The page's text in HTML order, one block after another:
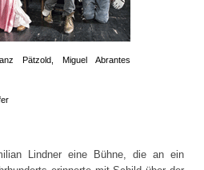
Pätzold, Miguel Abrantes
Lindner eine Bühne, die an ein